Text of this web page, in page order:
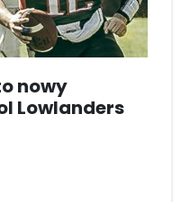
nowy
Lowlanders